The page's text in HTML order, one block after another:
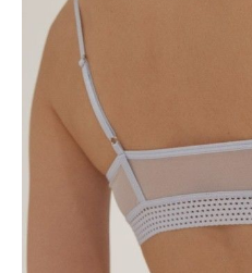
соблюдении рекомендаций по
• удобная и стильная модель.
SKU
1008021270081012
Skład
полиамид 85%, эластан 15%
Udostępnij produkt
Podmiot odpowiedzialny
EuroTrade Tex Sp z o.o.
Św. Teresy 91
91-341, Łódź, Polska
+48 500-503-636
info@conteshop.pl
Ten produkt nie ma pytań Możesz